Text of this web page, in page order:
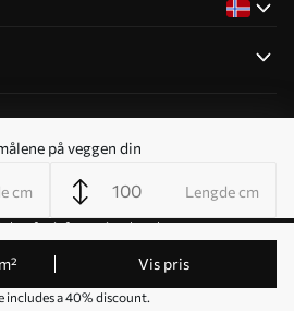
på veggen din
cm Lengde cm
Vis pris
includes a 40% discount.
for informasjonskapsler
rettigheter forbeholdt. Drives av
VAT ID: PL9223057591.